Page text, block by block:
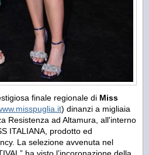
finale regionale di Miss
) dinanzi a migliaia
Resistenza ad Altamura, all'interno
ITALIANA, prodotto ed
La selezione avvenuta nel